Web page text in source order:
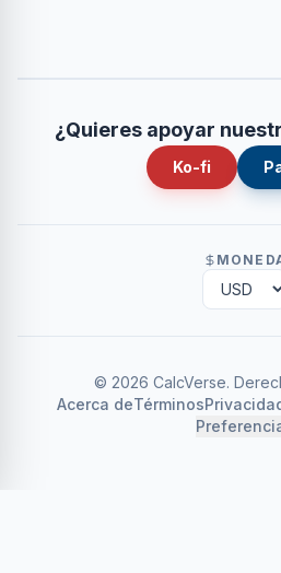
¿Quieres apoyar
Ko-fi
© 2026 CalcVerse.
Acerca deTérminos